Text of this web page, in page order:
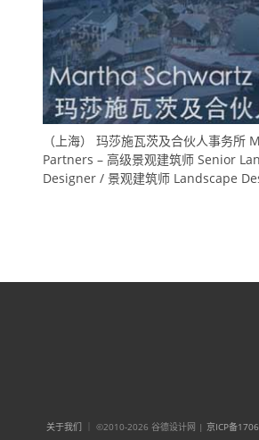
（上海） 玛莎施瓦茨及合伙人事务所
Partners – 高级景观建筑师 Senior
Designer / 景观建筑师 Landscape
关于我们 ｜ ©2010-2026 谷德设计网 | 京ICP备